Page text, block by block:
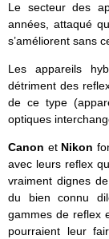
Le secteur des
années, attaqué
s’améliorent sans
Les appareils
détriment des
de ce type
optiques
Canon et Nikon
avec leurs reflex
vraiment dignes
du bien connu
gammes de reflex
pourraient leur